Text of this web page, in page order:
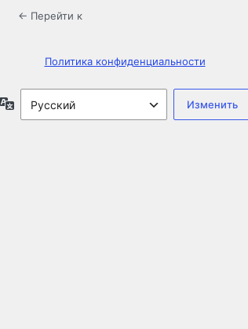
← Перейти к
Политика конфиденциальности
Язык